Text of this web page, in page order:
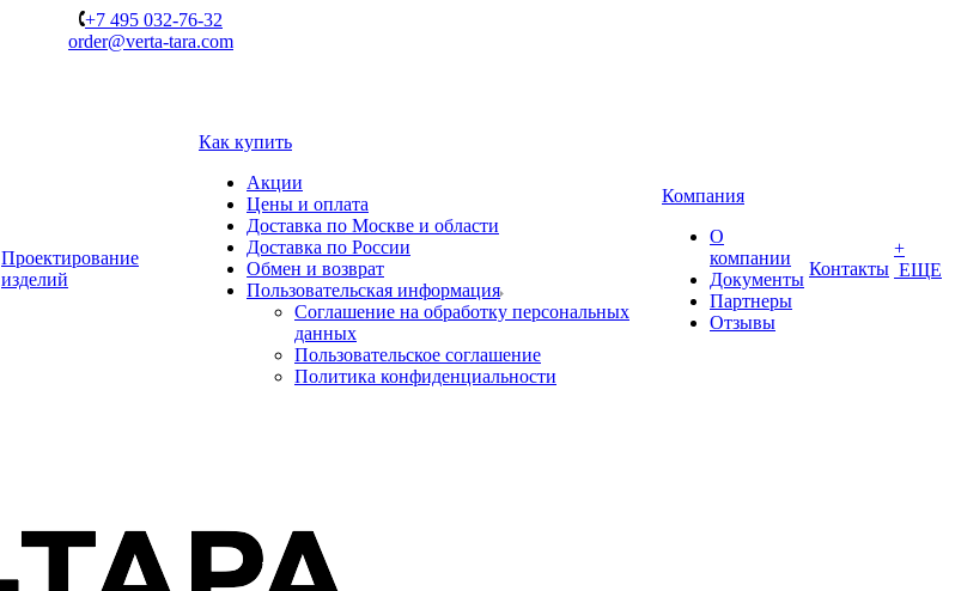
+7 495 032-76-32
order@verta-tara.com
Проектирование
изделий
Как купить
Акции
Цены и оплата
Доставка по Москве и области
Доставка по России
Обмен и возврат
Пользовательская информация
Соглашение на обработку персональных
данных
Пользовательское соглашение
Политика конфиденциальности
Компания
О
компании
Документы
Партнеры
Отзывы
Контакты
+
ЕЩЕ